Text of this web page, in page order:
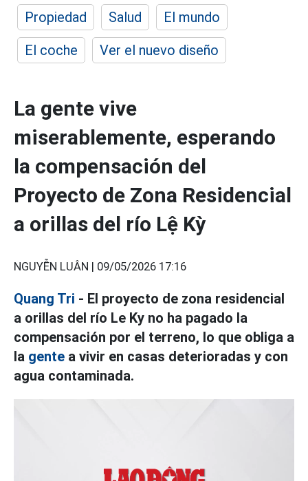
Propiedad
Salud
El mundo
El coche
Ver el nuevo diseño
La gente vive
miserablemente, esperando
la compensación del
Proyecto de Zona Residencial
a orillas del río Lệ Kỳ
NGUYỄN LUÂN | 09/05/2026 17:16
Quang Tri - El proyecto de zona residencial
a orillas del río Le Ky no ha pagado la
compensación por el terreno, lo que obliga a
la gente a vivir en casas deterioradas y con
agua contaminada.